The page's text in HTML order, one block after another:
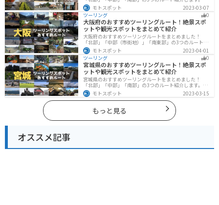
史のある神社寺院が多数あり、自然豊かや山々、グルメ
を満喫するツーリングができます。バイクで奈良県にツ
ーリングに行く際は参考にしてください。
モトスポット
2023-03-07
ツーリング
0
大阪府のおすすめツーリングルート！絶景スポ
ットや観光スポットをまとめて紹介
大阪府のおすすめツーリングルートをまとめました！
「北部」「中部（市街地）」「南東部」の3つのルート紹
介します。歴史と近代が融合した魅力的なエリアで様々
な楽しみ方ができます。バイクで大阪府にツーリングに
行く際は参考にしてください。
モトスポット
2023-04-01
ツーリング
0
宮城県のおすすめツーリングルート！絶景スポ
ットや観光スポットをまとめて紹介
宮城県のおすすめツーリングルートをまとめました！
「北部」「中部」「南部」の3つのルート紹介します。キ
ツネ村や広大な山や滝、湖などを歴史や自然を満喫する
ツーリングができます。バイクで宮城県にツーリングに
行く際は参考にしてください。
モトスポット 2023-03-15
もっと見る
オススメ記事